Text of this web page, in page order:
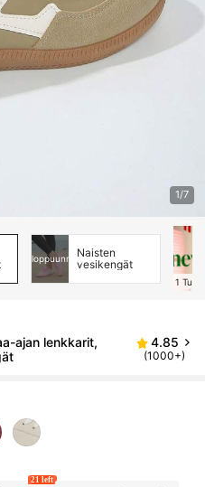
1/7
loppuunmyytyNaisten
vesikengät
1
ajan lenkkarit,
4.85
(1000+)
21 left